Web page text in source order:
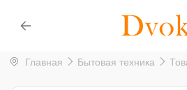
Главная Бытовая техника